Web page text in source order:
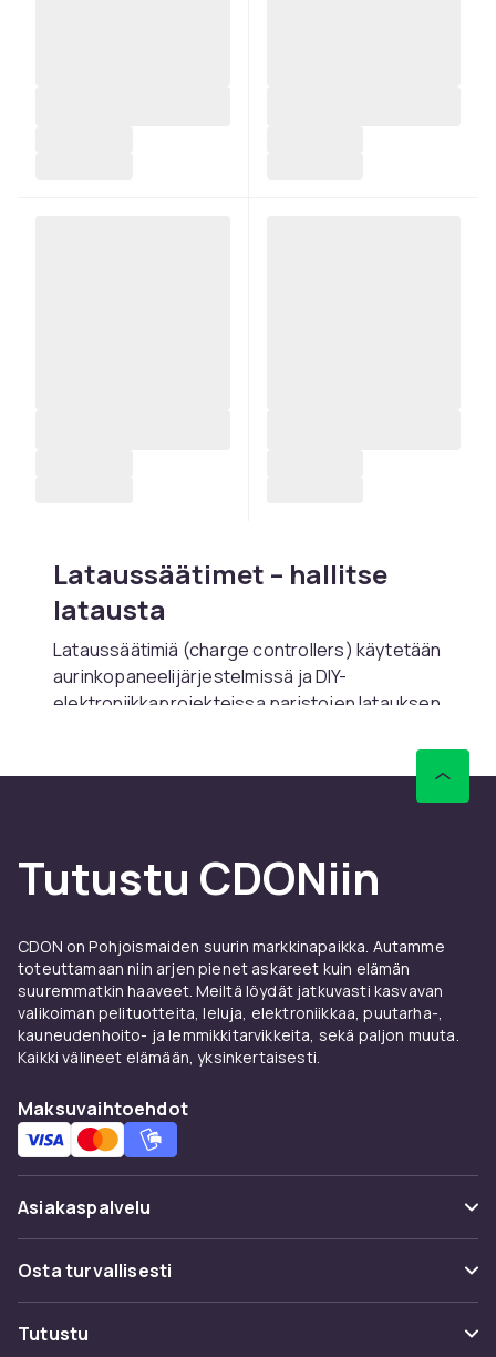
Lataussäätimet – hallitse
latausta
Lataussäätimiä (charge controllers) käytetään
aurinkopaneelijärjestelmissä ja DIY-
elektroniikkaprojekteissa paristojen latauksen
säätintyyppiä.
Edut ja käyttöohjeet
Laddningsregulatorer:lle
CDONilta löydät Laddningsregulatorer:ä
johtavilta valmistajilta kilpailukykyiseen hintaan.
Laaja valikoimamme kattaa kaikki hintaluokat
perustason malleista edistyneisiin ammatillisiin
ratkaisuihin. Kaikki tuotteet on sertifioitu ja
turvallisuusstandardit.
Kun ostat Laddningsregulatorer:ä CDONilta,
saat käyttöoikeuden tuotekuvauksiin
asiakasarvosteluihin ja mallien helppoihin
vertailuihin. Tarjoamme nopean toimituksen ja
helpon palautuksen.
Edut ja käyttöohjeet
Tutustu CDONiin
CDON on Pohjoismaiden suurin markkinapaikka. Autamme
toteuttamaan niin arjen pienet askareet kuin elämän
suuremmatkin haaveet. Meiltä löydät jatkuvasti kasvavan
valikoiman pelituotteita, leluja, elektroniikkaa, puutarha-,
kauneudenhoito- ja lemmikkitarvikkeita, sekä paljon muuta.
Kaikki välineet elämään, yksinkertaisesti.
Maksuvaihtoehdot
Asiakaspalvelu
Usein kysyttyä (UKK)
Seuraa pakettia
Osta turvallisesti
Maksuvaihtoehdot
Tutustu